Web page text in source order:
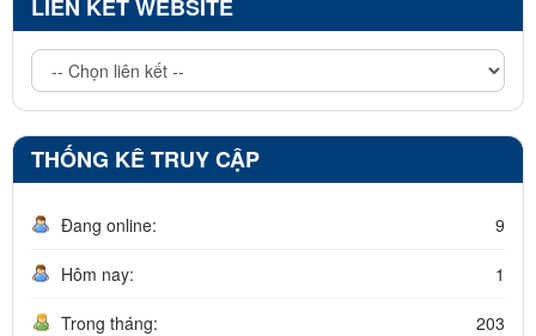
LIÊN KẾT WEBSITE
THỐNG KÊ TRUY CẬP
Đang online: 9
Hôm nay: 1
Trong tháng: 203